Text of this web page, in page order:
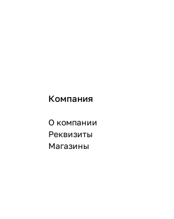
Компания
О компании
Реквизиты
Магазины